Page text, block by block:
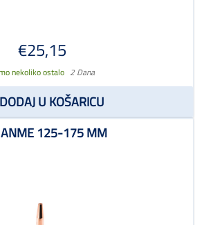
€25,15
nekoliko ostalo 2 Dana
DODAJ U KOŠARICU
ANME 125-175 MM